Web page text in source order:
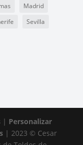
Madrid
Sevilla
| Personalizar
| 2023 © Cesar